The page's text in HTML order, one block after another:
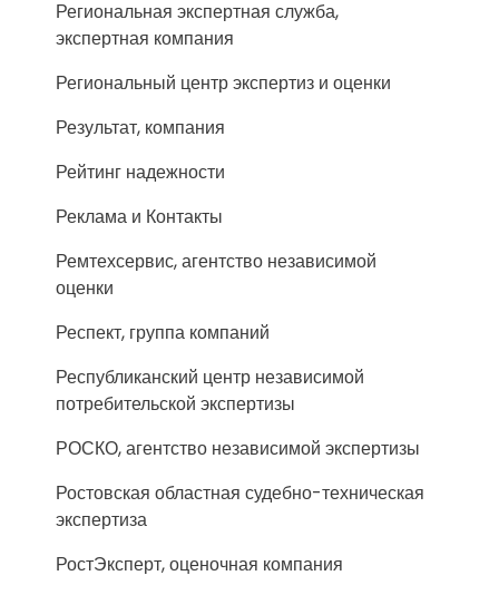
Региональная экспертная служба,
экспертная компания
Региональный центр экспертиз и оценки
Результат, компания
Рейтинг надежности
Реклама и Контакты
Ремтехсервис, агентство независимой
оценки
Респект, группа компаний
Республиканский центр независимой
потребительской экспертизы
РОСКО, агентство независимой экспертизы
Ростовская областная судебно-техническая
экспертиза
РостЭксперт, оценочная компания